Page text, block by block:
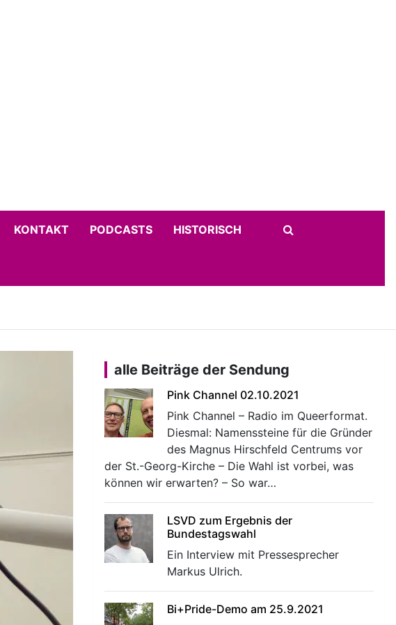
KONTAKT PODCASTS HISTORISCH
alle Beiträge der Sendung
Pink Channel 02.10.2021
Pink Channel – Radio im Queerformat.
Diesmal: Namenssteine für die Gründer
des Magnus Hirschfeld Centrums vor
der St.-Georg-Kirche – Die Wahl ist vorbei, was
können wir erwarten? – So war…
LSVD zum Ergebnis der
Bundestagswahl
Ein Interview mit Pressesprecher
Markus Ulrich.
Bi+Pride-Demo am 25.9.2021